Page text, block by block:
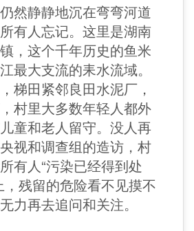
然静静地沉在弯弯河道
有人忘记。这里是湖南
，这个千年历史的鱼米
最大支流的耒水流域。
梯田紧邻良田水泥厂，
村里大多数年轻人都外
童和老人留守。没人再
视和调查组的造访，村
有人“污染已经得到处
，残留的危险看不见摸不
力再去追问和关注。